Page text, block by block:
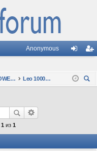
Anonymous
д ис
ИБП N-POWER: новые модели (презентации, фотосессии, обзоры)
Leo 10000 RT LT
1 из 1